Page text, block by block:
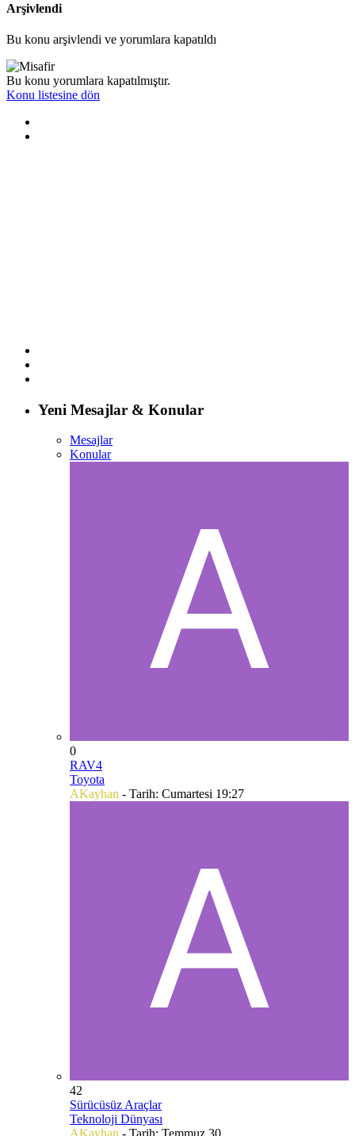
Arşivlendi
Bu konu arşivlendi ve yorumlara kapatıldı
Bu konu yorumlara kapatılmıştır.
Konu listesine dön
Yeni Mesajlar & Konular
Mesajlar
Konular
0
RAV4
Toyota
AKayhan - Tarih: Cumartesi 19:27
42
Sürücüsüz Araçlar
Teknoloji Dünyası